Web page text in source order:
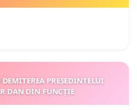
PREȘEDINTELUI
DAN DIN FUNCȚIE